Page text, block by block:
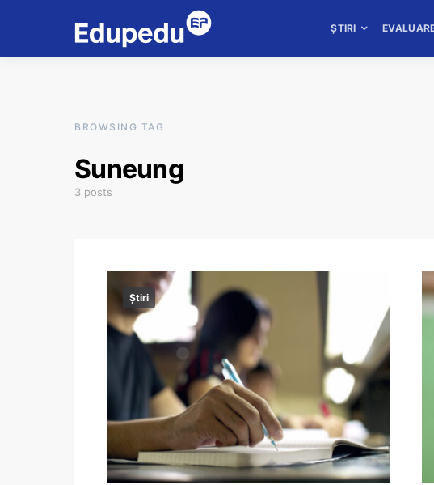
ȘTIRI
BROWSING TAG
Suneung
3 posts
Știri